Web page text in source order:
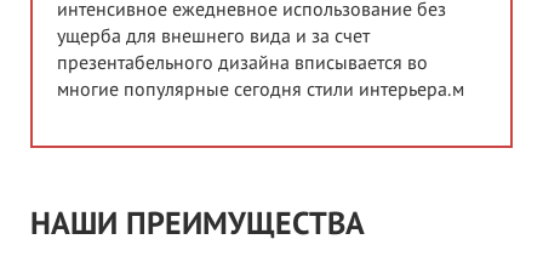
интенсивное ежедневное использование без
ущерба для внешнего вида и за счет
презентабельного дизайна вписывается во
многие популярные сегодня стили интерьера.м
НАШИ ПРЕИМУЩЕСТВА